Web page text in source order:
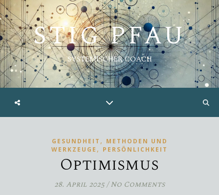
STIG PFAU
SYSTEMISCHER COACH
GESUNDHEIT , METHODEN UND
WERKZEUGE , PERSÖNLICHKEIT
Optimismus
28. April 2025/ No Comments